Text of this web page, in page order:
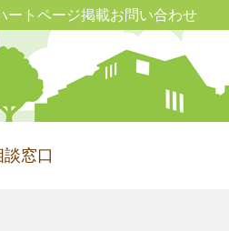
ートページ掲載お問い合わせ
窓口